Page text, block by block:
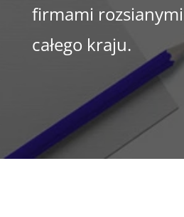
firmami
całego kraju.